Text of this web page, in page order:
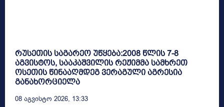
რუსეთის საგარეო უწყება:2008 წლის 7-8
აგვისტოს, სააკაშვილის რეჟიმმა სამხრეთ
ოსეთის წინააღმდეგ ვერაგული აგრესია
განახორციელა
08 Აგვისტო 2026, 13:33